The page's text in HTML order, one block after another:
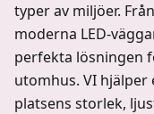
typer av miljöer.
moderna LED-
perfekta lösningen
utomhus. VI
platsens storlek,